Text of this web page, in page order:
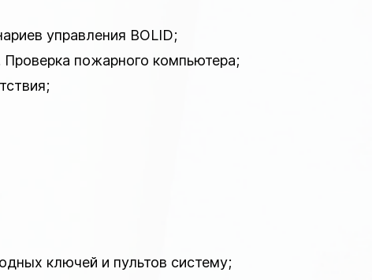
управления BOLID;
пожарного компьютера;
ключей и пультов систему;